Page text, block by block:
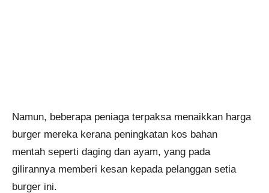
Namun, beberapa peniaga terpaksa menaikkan harga
burger mereka kerana peningkatan kos bahan
mentah seperti daging dan ayam, yang pada
gilirannya memberi kesan kepada pelanggan setia
burger ini.